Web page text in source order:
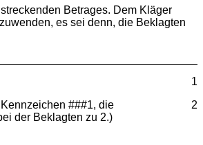
Betrages. Dem Kläger
es sei denn, die Beklagten
1
2
###1, die
der Beklagten zu 2.)